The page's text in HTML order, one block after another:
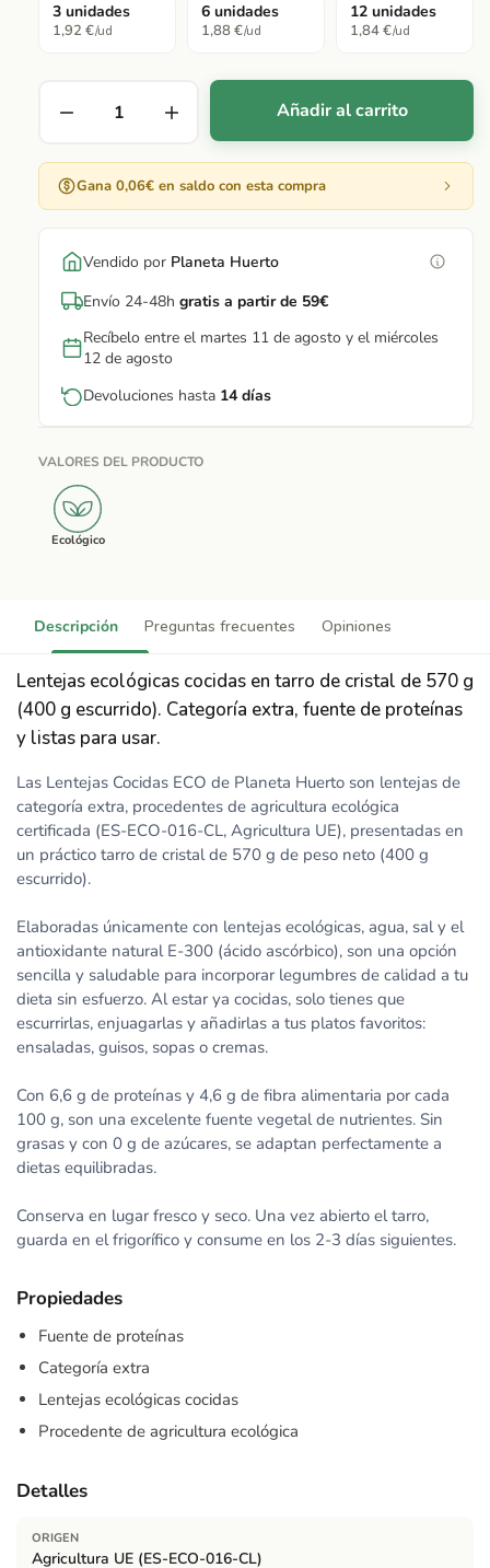
3 unidades
1,92 €/ud
6 unidades
1,88 €/ud
12 unidades
1,84 €/ud
Añadir al carrito
Gana 0,06€ en saldo con esta compra
Vendido por Planeta Huerto
Envío 24-48h gratis a partir de 59€
Recíbelo entre el martes 11 de agosto y el miércoles
12 de agosto
Devoluciones hasta 14 días
VALORES DEL PRODUCTO
Ecológico
Descripción Preguntas frecuentes Opiniones
Lentejas ecológicas cocidas en tarro de cristal de 570 g
(400 g escurrido). Categoría extra, fuente de proteínas
y listas para usar.
Las Lentejas Cocidas ECO de Planeta Huerto son lentejas de
categoría extra, procedentes de agricultura ecológica
certificada (ES-ECO-016-CL, Agricultura UE), presentadas en
un práctico tarro de cristal de 570 g de peso neto (400 g
escurrido).
Elaboradas únicamente con lentejas ecológicas, agua, sal y el
antioxidante natural E-300 (ácido ascórbico), son una opción
sencilla y saludable para incorporar legumbres de calidad a tu
dieta sin esfuerzo. Al estar ya cocidas, solo tienes que
escurrirlas, enjuagarlas y añadirlas a tus platos favoritos:
ensaladas, guisos, sopas o cremas.
Con 6,6 g de proteínas y 4,6 g de fibra alimentaria por cada
100 g, son una excelente fuente vegetal de nutrientes. Sin
grasas y con 0 g de azúcares, se adaptan perfectamente a
dietas equilibradas.
Conserva en lugar fresco y seco. Una vez abierto el tarro,
guarda en el frigorífico y consume en los 2-3 días siguientes.
Propiedades
Fuente de proteínas
Categoría extra
Lentejas ecológicas cocidas
Procedente de agricultura ecológica
Detalles
ORIGEN
Agricultura UE (ES-ECO-016-CL)